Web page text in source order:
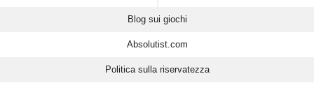
Blog sui giochi
Absolutist.com
Politica sulla riservatezza